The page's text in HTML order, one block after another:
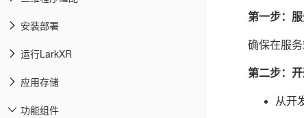
安装部署
运行LarkXR
应用存储
功能组件
第一步：
确保在服务
第二步：
从开